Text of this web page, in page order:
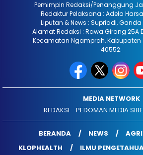
Pemimpin Redaksi/Penanggung
Redaktur Pelaksana : Adela
Liputan & News : Supriadi,
Alamat Redaksi : Rawa Girang 25A
Kecamatan Ngamprah,
40552.
MEDIA NETWORK
REDAKSI
PEDOMAN MEDIA
BERANDA NEWS
KLOPHEALTH
ILMU